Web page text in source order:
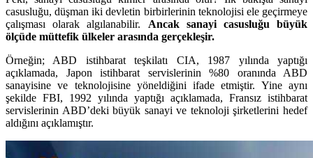
casusluğu, düşman iki devletin birbirlerinin teknolojisi ele geçirmeye
çalışması olarak algılanabilir. Ancak sanayi casusluğu büyük
ölçüde müttefik ülkeler arasında gerçekleşir.
Örneğin; ABD istihbarat teşkilatı CIA, 1987 yılında yaptığı
açıklamada, Japon istihbarat servislerinin %80 oranında ABD
sanayisine ve teknolojisine yöneldiğini ifade etmiştir. Yine aynı
şekilde FBI, 1992 yılında yaptığı açıklamada, Fransız istihbarat
servislerinin ABD’deki büyük sanayi ve teknoloji şirketlerini hedef
aldığını açıklamıştır.